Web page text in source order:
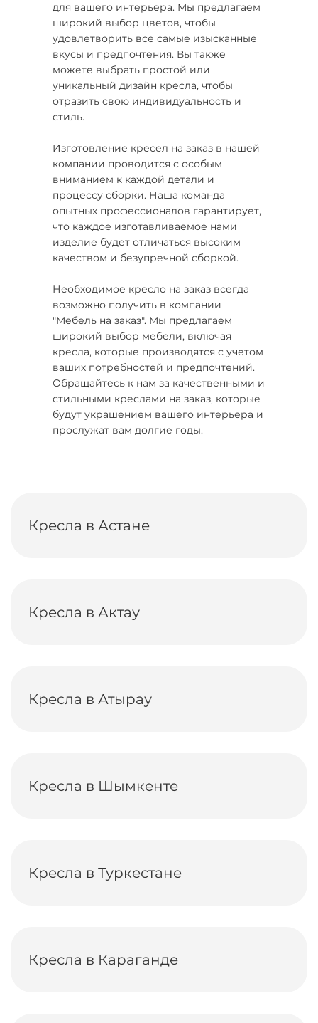
для вашего интерьера. Мы предлагаем
широкий выбор цветов, чтобы
удовлетворить все самые изысканные
вкусы и предпочтения. Вы также
можете выбрать простой или
уникальный дизайн кресла, чтобы
отразить свою индивидуальность и
стиль.
Изготовление кресел на заказ в нашей
компании проводится с особым
вниманием к каждой детали и
процессу сборки. Наша команда
опытных профессионалов гарантирует,
что каждое изготавливаемое нами
изделие будет отличаться высоким
качеством и безупречной сборкой.
Необходимое кресло на заказ всегда
возможно получить в компании
"Мебель на заказ". Мы предлагаем
широкий выбор мебели, включая
кресла, которые производятся с учетом
ваших потребностей и предпочтений.
Обращайтесь к нам за качественными и
стильными креслами на заказ, которые
будут украшением вашего интерьера и
прослужат вам долгие годы.
Кресла в Астане
Кресла в Актау
Кресла в Атырау
Кресла в Шымкенте
Кресла в Туркестане
Кресла в Караганде